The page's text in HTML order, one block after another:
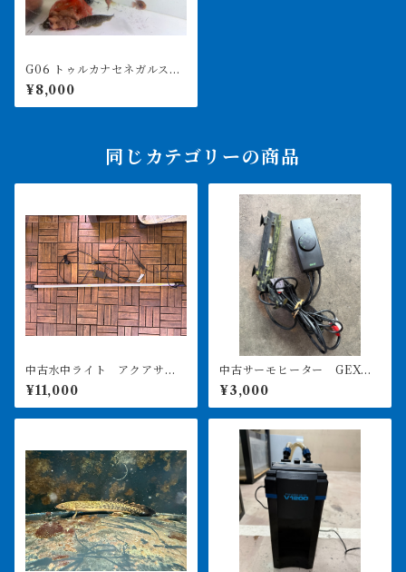
G06 トゥルカナセネガルス
24㎝前後 買取個体 右目難
あり
¥8,000
同じカテゴリーの商品
中古水中ライト アクアサン
¥11,000
中古サーモヒーター GEXサ
ーモ&300Wヒーターセット
引き取り限定
¥3,000